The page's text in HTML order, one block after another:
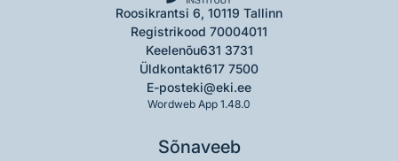
Roosikrantsi 6, 10119 Tallinn
Registrikood 70004011
Keelenõu631 3731
Üldkontakt617 7500
E-posteki@eki.ee
Wordweb App 1.48.0
Sõnaveeb